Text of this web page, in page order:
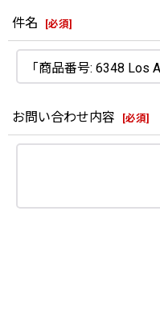
件名 [必須]
お問い合わせ内容 [必須]